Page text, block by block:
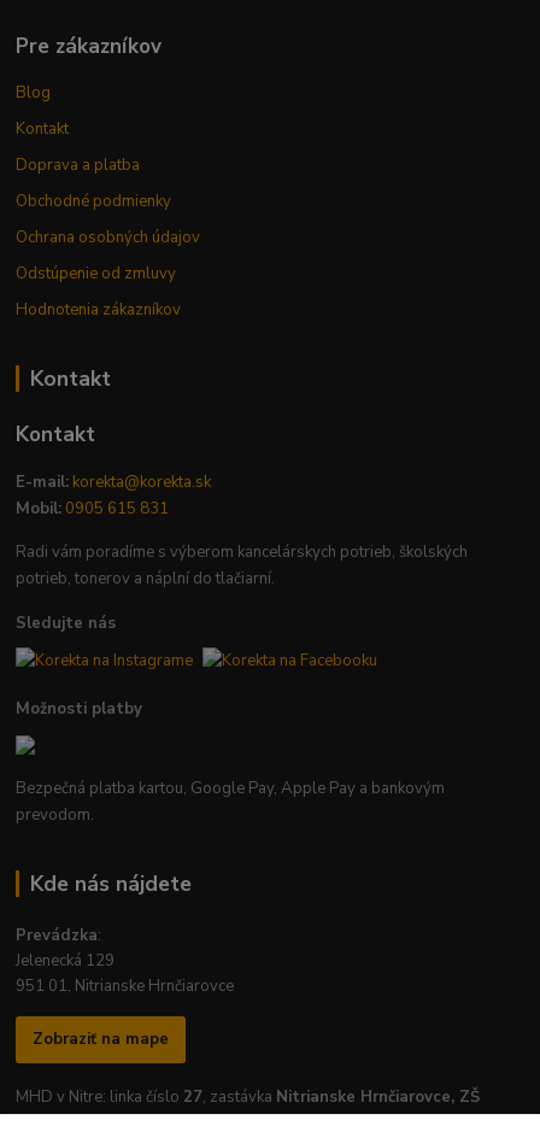
Pre zákazníkov
Blog
Kontakt
Doprava a platba
Obchodné podmienky
Ochrana osobných údajov
Odstúpenie od zmluvy
Hodnotenia zákazníkov
Kontakt
Kontakt
E-mail: korekta@korekta.sk
Mobil: 0905 615 831
Radi vám poradíme s výberom kancelárskych potrieb, školských
potrieb, tonerov a náplní do tlačiarní.
Sledujte nás
Možnosti platby
Bezpečná platba kartou, Google Pay, Apple Pay a bankovým
prevodom.
Kde nás nájdete
Prevádzka:
Jelenecká 129
951 01, Nitrianske Hrnčiarovce
Zobraziť na mape
MHD v Nitre: linka číslo 27, zastávka Nitrianske Hrnčiarovce, ZŠ